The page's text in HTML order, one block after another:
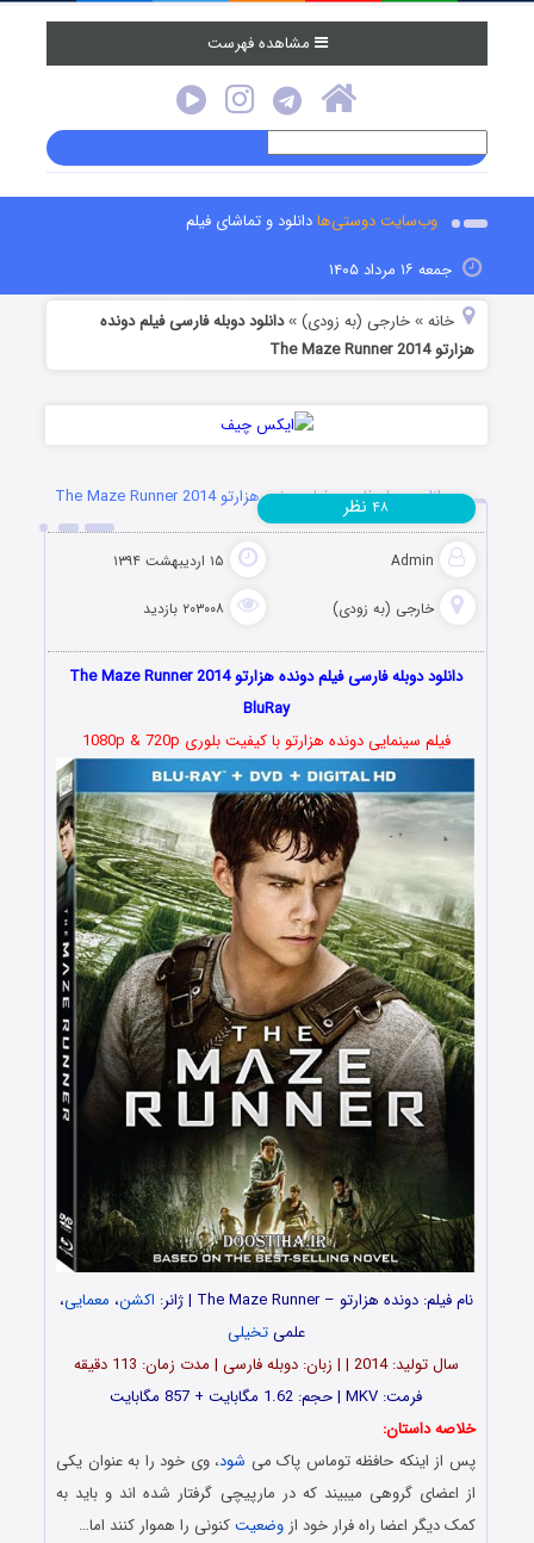
مشاهده فهرست
وب‌سایت دوستی‌هادانلود و تماشای فیلم
جمعه ۱۶ مرداد ۱۴۰۵
خانه »خارجی (به زودی) »دانلود دوبله فارسی فیلم دونده
هزارتو The Maze Runner 2014
دانلود دوبله فارسی فیلم دونده هزارتو The Maze Runner 2014
Admin ۱۵ اردیبهشت ۱۳۹۴
خارجی (به زودی) ۲۰۳۰۰۸ بازدید
۴۸ نظر
دانلود دوبله فارسی فیلم دونده هزارتو The Maze Runner 2014
BluRay
فیلم سینمایی دونده هزارتو با کیفیت بلوری 1080p & 720p
نام فیلم: دونده هزارتو – The Maze Runner | ژانر: اکشن، معمایی،
علمیتخیلی
سال تولید: 2014 | | زبان: دوبله فارسی | مدت زمان: 113 دقیقه
فرمت: MKV | حجم: 1.62 مگابایت + 857 مگابایت
خلاصه داستان:
پس از اینکه حافظه توماس پاک می شود، وی خود را به عنوان یکی
از اعضای گروهی میبیند که در مارپیچی گرفتار شده اند و باید به
کمک دیگر اعضا راه فرار خود ازوضعیتکنونی را هموار کنند اما…